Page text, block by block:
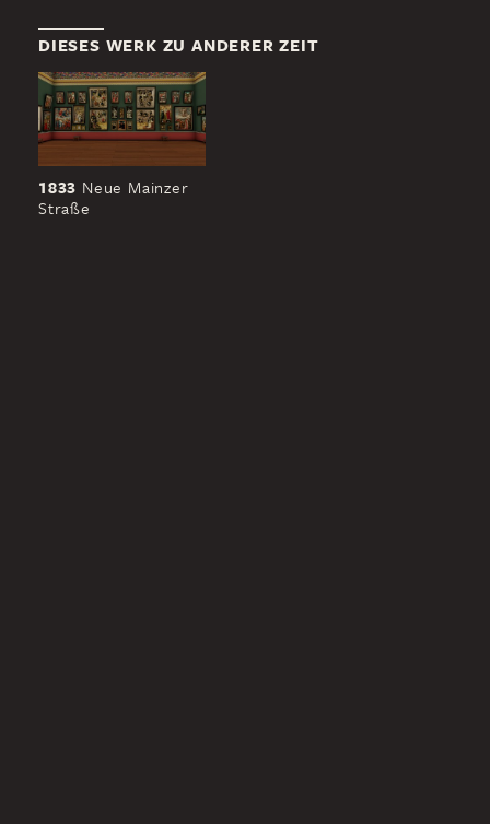
DIESES WERK ZU ANDERER ZEIT
1833 Neue Mainzer
Straße